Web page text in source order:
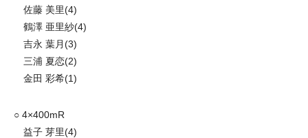
佐藤 美里(4)
鶴澤 亜里紗(4)
吉永 葉月(3)
三浦 夏恋(2)
金田 彩希(1)
○ 4×400mR
益子 芽里(4)